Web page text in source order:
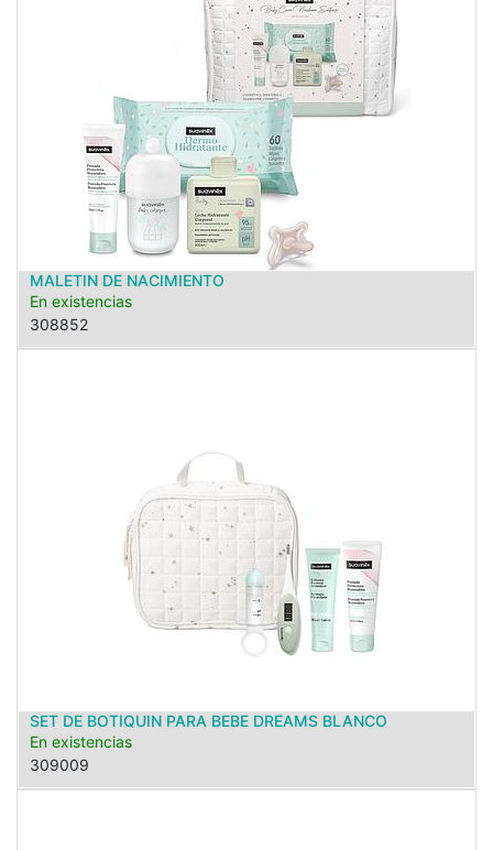
MALETIN DE NACIMIENTO
En existencias
308852
SET DE BOTIQUIN PARA BEBE DREAMS BLANCO
En existencias
309009